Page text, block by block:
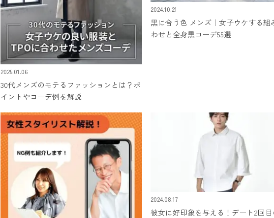
2025.01.06
30代メンズのモテるファッションとは？ポ
イントやコーデ例を解説
2024.10.21
黒に合う色 メンズ｜女子ウケする組
わせと全身黒コーデ55選
2024.08.17
彼女に好印象を与える！デート2回目